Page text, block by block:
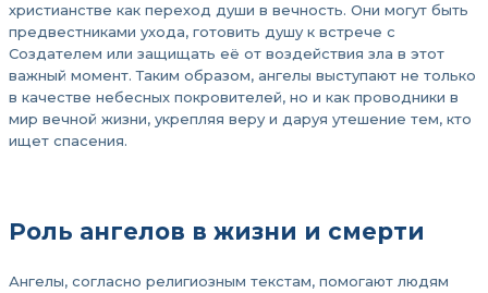
христианстве как переход души в вечность. Они могут быть
предвестниками ухода, готовить душу к встрече с
Создателем или защищать её от воздействия зла в этот
важный момент. Таким образом, ангелы выступают не только
в качестве небесных покровителей, но и как проводники в
мир вечной жизни, укрепляя веру и даруя утешение тем, кто
ищет спасения.
Роль ангелов в жизни и смерти
Ангелы, согласно религиозным текстам, помогают людям